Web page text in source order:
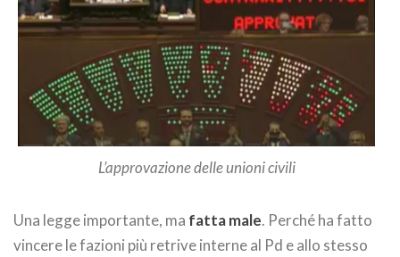
L’approvazione delle unioni civili
Una legge importante, ma fatta male. Perché ha fatto
vincere le fazioni più retrive interne al Pd e allo stesso